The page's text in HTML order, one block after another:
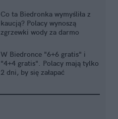
Co ta Biedronka wymyśliła z
kaucją? Polacy wynoszą
zgrzewki wody za darmo
W Biedronce "6+6 gratis" i
"4+4 gratis". Polacy mają tylko
2 dni, by się załapać